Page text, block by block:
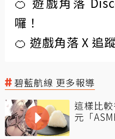
囉！
🍊 遊戲角落 X 追
碧藍航線 更多報導
這樣比
元「